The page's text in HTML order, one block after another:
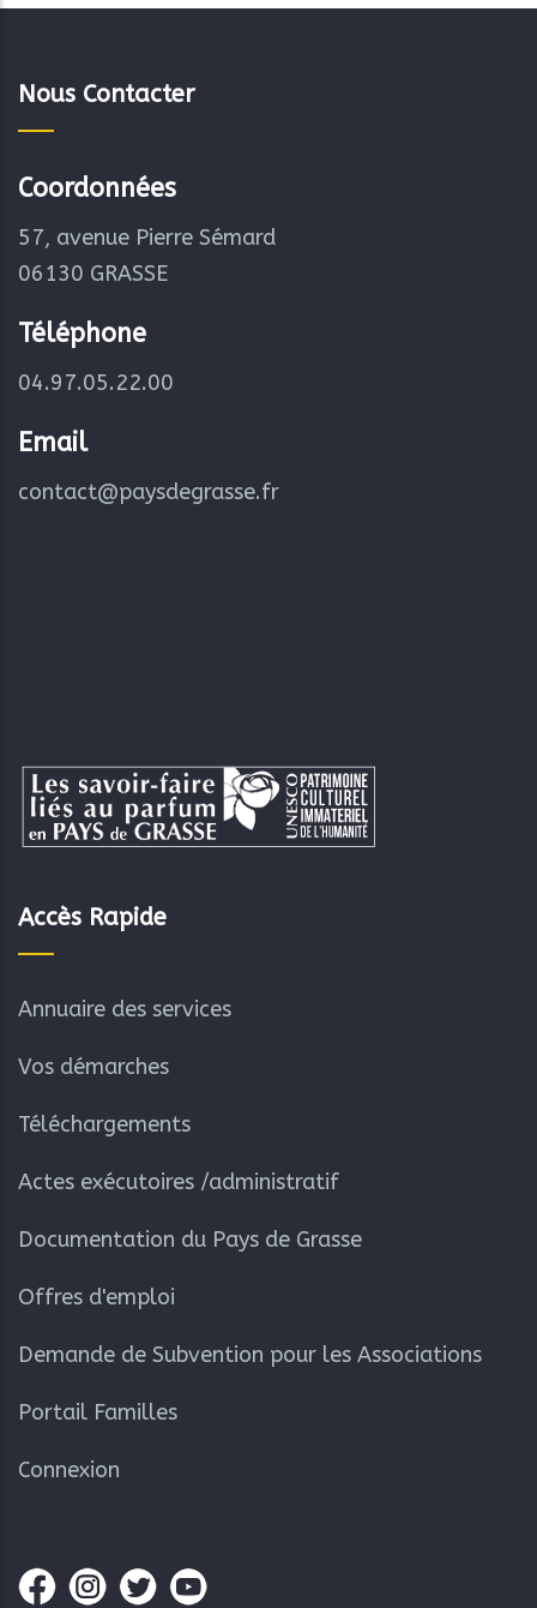
Nous Contacter
Coordonnées
57, avenue Pierre Sémard
06130 GRASSE
Téléphone
04.97.05.22.00
Email
contact@paysdegrasse.fr
Accès Rapide
Annuaire des services
Vos démarches
Téléchargements
Actes exécutoires /administratif
Documentation du Pays de Grasse
Offres d'emploi
Demande de Subvention pour les Associations
Portail Familles
Connexion